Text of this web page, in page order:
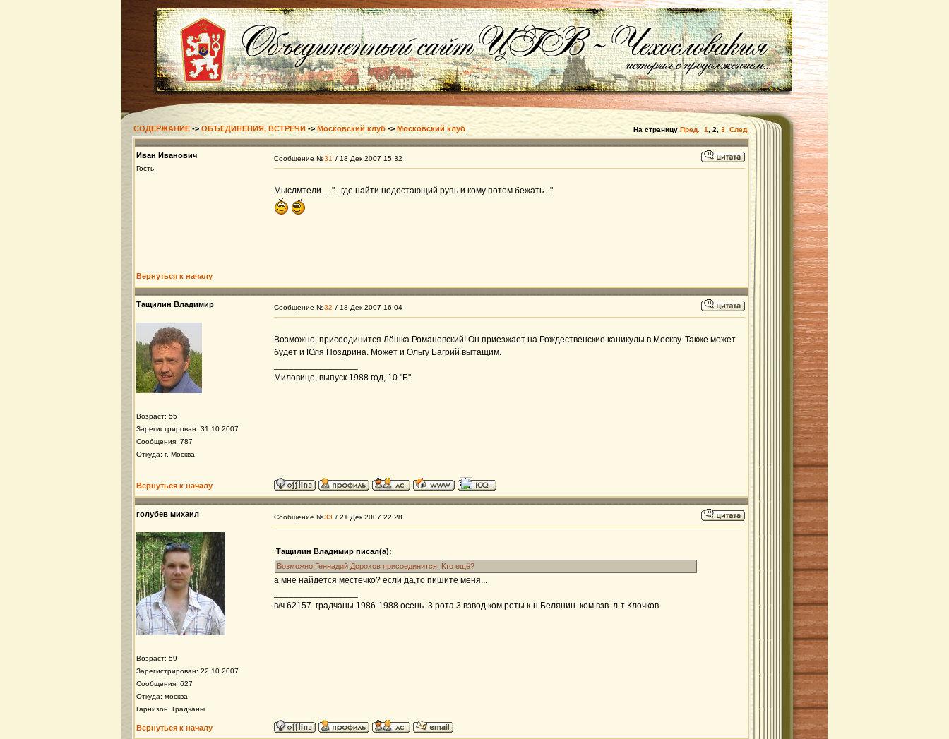
СОДЕРЖАНИЕ ->ОБЪЕДИНЕНИЯ, ВСТРЕЧИ -> Московский клуб -> Московский клуб На страницуПред. 1, 2 ,3 След.
Иван Иванович
Гость
Сообщение №31 / 18 Дек 2007 15:32
Мыслмтели ... "...где найти недостающий рупь и кому потом бежать..."
Вернуться к началу
Тащилин Владимир
Возраст: 55
Зарегистрирован: 31.10.2007
Сообщения: 787
Откуда: г. Москва
Сообщение №32 / 18 Дек 2007 16:04
Возможно, присоединится Лёшка Романовский! Он приезжает на Рождественские каникулы в Москву. Также может
будет и Юля Ноздрина. Может и Ольгу Багрий вытащим.
Миловице, выпуск 1988 год, 10 "Б"
Вернуться к началу
голубев михаил
Возраст: 59
Зарегистрирован: 22.10.2007
Сообщения: 627
Откуда: москва
Гарнизон: Градчаны
Сообщение №33 / 21 Дек 2007 22:28
Тащилин Владимир писал(а):
Возможно Геннадий Дорохов присоединится. Кто ещё?
а мне найдётся местечко? если да,то пишите меня...
в/ч 62157. градчаны.1986-1988 осень. 3 рота 3 взвод.ком.роты к-н Белянин. ком.взв. л-т Клочков.
Вернуться к началу